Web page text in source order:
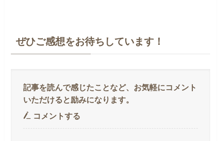
ぜひご感想をお待ちしています！
コメントする